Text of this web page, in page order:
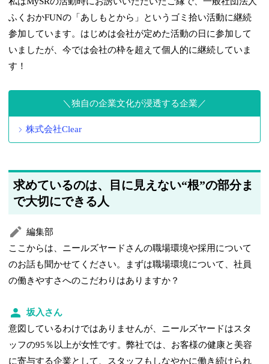
ふくおかFUNの「あしもとから」というゴミ拾い活動に継続
参加しています。はじめは会社が定めた活動の日に参加して
いましたが、今では会社の枠を超えて個人的に継続していま
す！
独自の企業文化が浸透する企業
株式会社Clear
求めているのは、目に見えない“根”の部分ま
で大切にできる人
編集部
ここからは、ニールズヤードさんの職場環境や採用について
のお話も聞かせてください。まずは職場環境について、社員
の働きやすさへのこだわりはありますか？
坂入さん
意図しているわけではありませんが、ニールズヤードはスタ
ッフの95％以上が女性です。弊社では、お客様の健康と美容
に寄与する企業として、スタッフもしなやかに働き続けられ